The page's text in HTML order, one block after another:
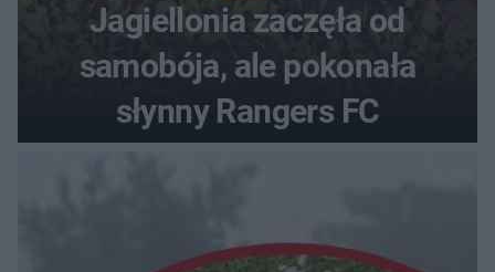
Jagiellonia zaczęła od
samobója, ale pokonała
słynny Rangers FC